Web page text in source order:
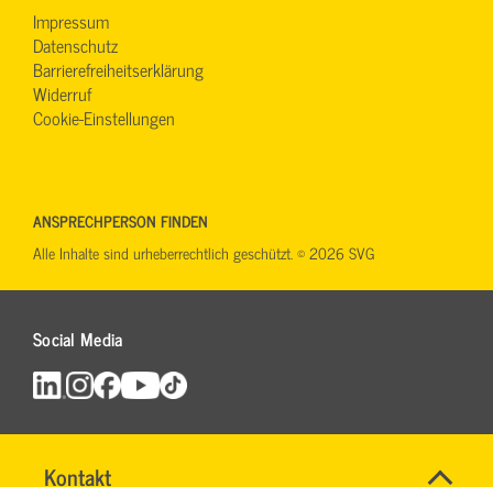
Kontakt
Name*
Impressum
Datenschutz
Barrierefreiheitserklärung
Widerruf
Cookie-Einstellungen
Social Media
ANSPRECHPERSON FINDEN
Alle Inhalte sind urheberrechtlich geschützt. © 2026 SVG